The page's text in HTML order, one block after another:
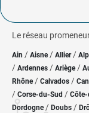
Le réseau
Ain / Aisne/ Allier/
/ Ardennes / Ariège/
Rhône/ Calvados /
/ Corse-du-Sud / Côte-
Dordogne/ Doubs /